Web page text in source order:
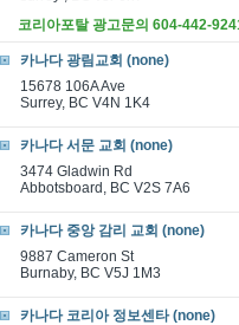
코리아포탈 광고문의 604-442-
카나다 광림교회 (none)
15678 106A Ave
Surrey, BC V4N 1K4
카나다 서문 교회 (none)
3474 Gladwin Rd
Abbotsboard, BC V2S 7A6
카나다 중앙 감리 교회 (none)
9887 Cameron St
Burnaby, BC V5J 1M3
카나다 코리아 정보센타 (none)